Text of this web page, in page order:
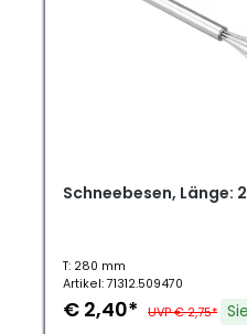
Schneebesen, Länge:
T: 280 mm
Artikel: 71312.509470
€ 2,40* UVP € 2,75*